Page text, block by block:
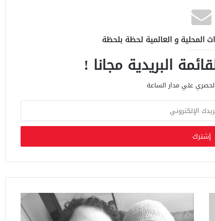
المحلية و العالمية لحظة بلحظة
البريدية مجانا !